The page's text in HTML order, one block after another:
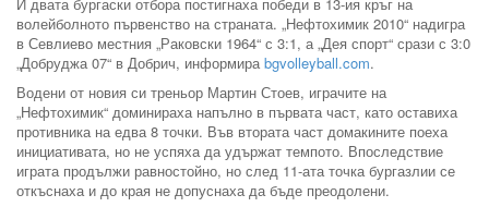
волейболното първенство на страната. „Нефтохимик 2010“ надигра
в Севлиево местния „Раковски 1964“ с 3:1, а „Дея спорт“ срази с 3:0
„Добруджа 07“ в Добрич, информираbgvolleyball.com.
Водени от новия си треньор Мартин Стоев, играчите на
„Нефтохимик“ доминираха напълно в първата част, като оставиха
противника на едва 8 точки. Във втората част домакините поеха
инициативата, но не успяха да удържат темпото. Впоследствие
играта продължи равностойно, но след 11-ата точка бургазлии се
откъснаха и до края не допуснаха да бъде преодолени.